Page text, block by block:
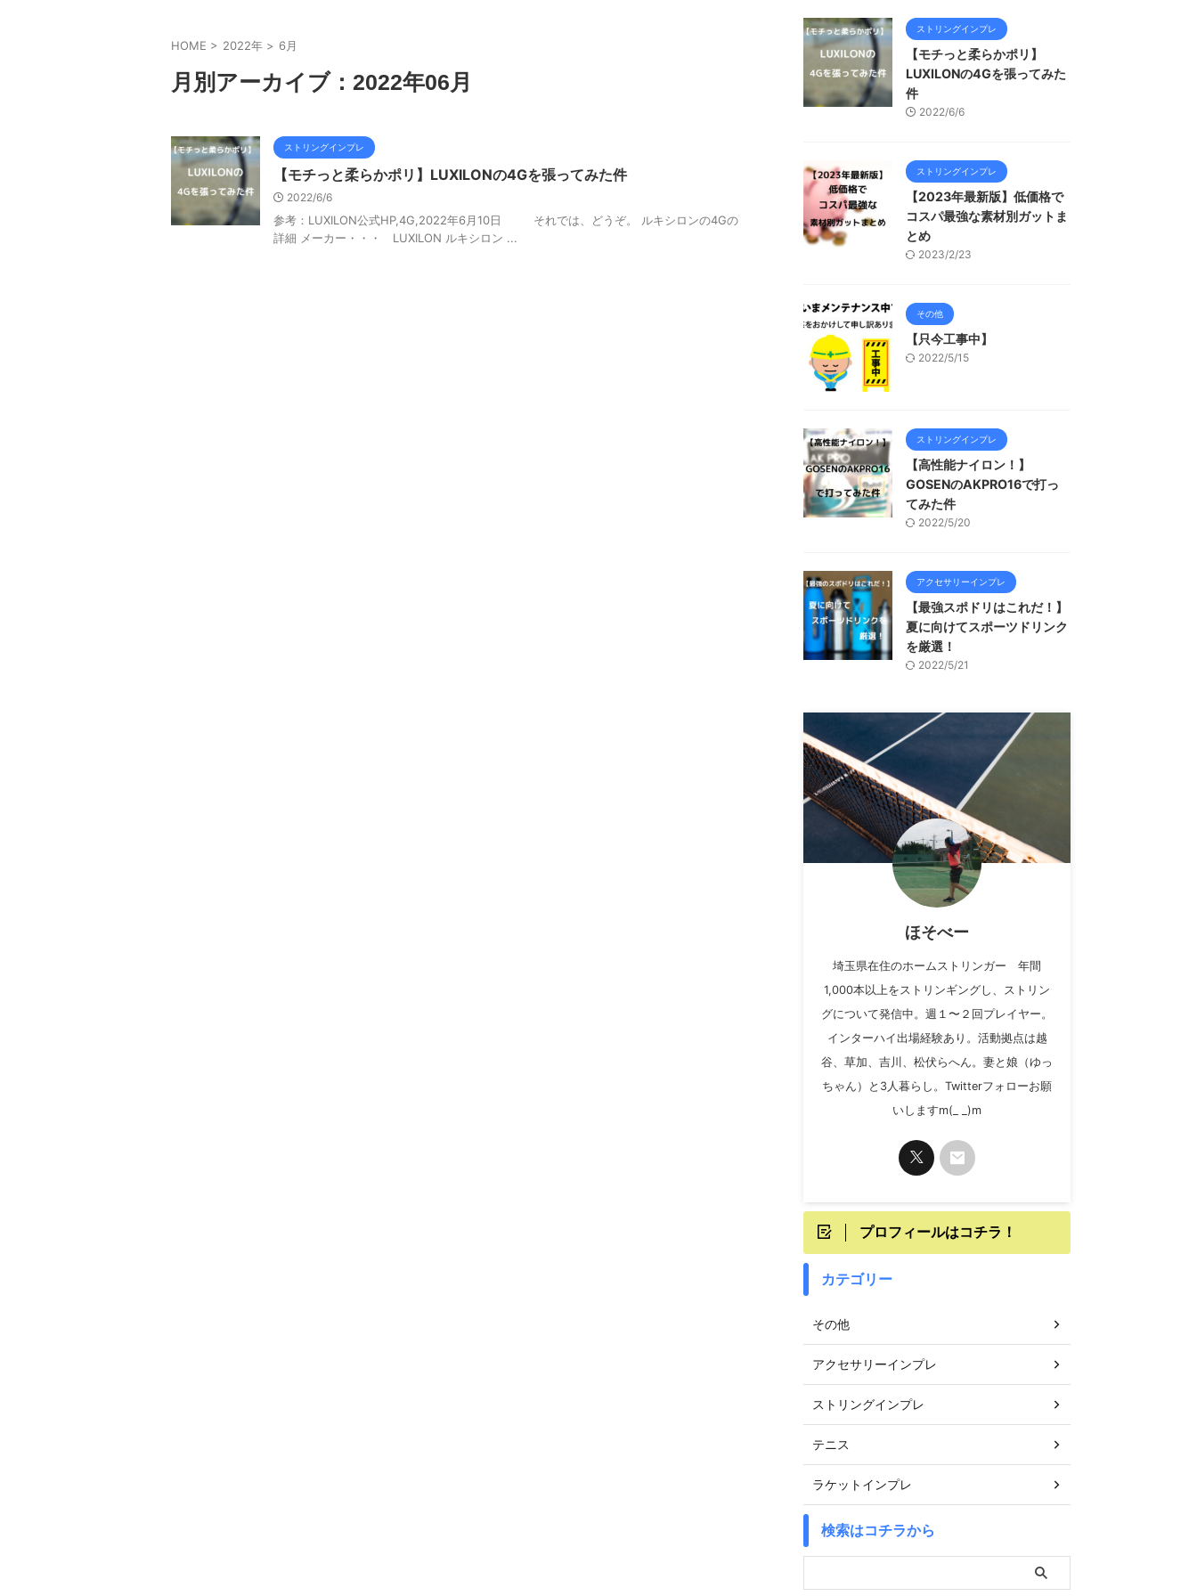
HOME > 2022年 > 6月
月別アーカイブ：2022年06月
ストリングインプレ
【モチっと柔らかポリ】LUXILONの4Gを張ってみた件
2022/6/6
参考：LUXILON公式HP,4G,2022年6月10日 それでは、どうぞ。 ルキシロンの4Gの
詳細 メーカー・・・ LUXILON ルキシロン ...
ストリングインプレ
【モチっと柔らかポリ】
LUXILONの4Gを張ってみた
件
2022/6/6
ストリングインプレ
【2023年最新版】低価格で
コスパ最強な素材別ガットま
とめ
2023/2/23
その他
【只今工事中】
2022/5/15
ストリングインプレ
【高性能ナイロン！】
GOSENのAKPRO16で打っ
てみた件
2022/5/20
アクセサリーインプレ
【最強スポドリはこれだ！】
夏に向けてスポーツドリンク
を厳選！
2022/5/21
ほそべー
埼玉県在住のホームストリンガー 年間
1,000本以上をストリンギングし、ストリン
グについて発信中。週１〜２回プレイヤー。
インターハイ出場経験あり。活動拠点は越
谷、草加、吉川、松伏らへん。妻と娘（ゆっ
ちゃん）と3人暮らし。Twitterフォローお願
いしますm(_ _)m
プロフィールはコチラ！
カテゴリー
その他
アクセサリーインプレ
ストリングインプレ
テニス
ラケットインプレ
検索はコチラから